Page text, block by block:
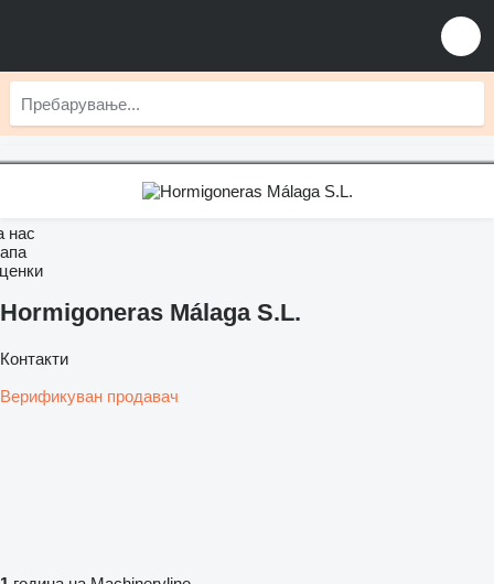
нас
Hormigoneras Málaga S.L.
Контакти
Верификуван продавач